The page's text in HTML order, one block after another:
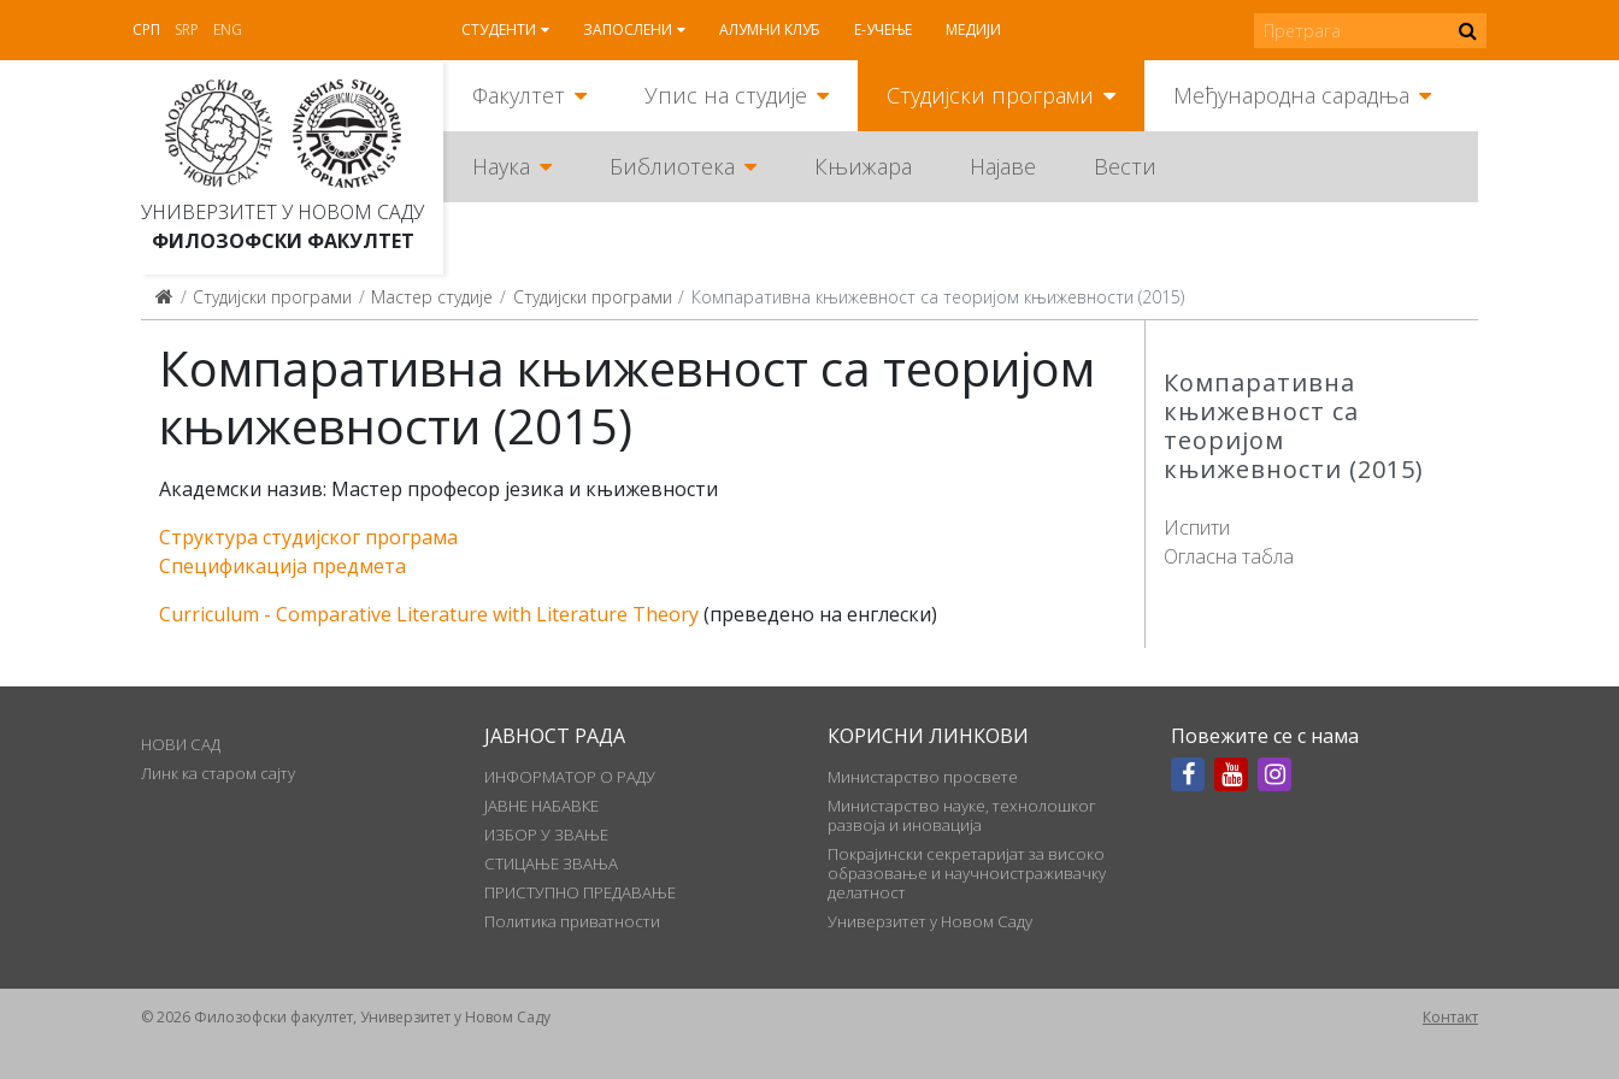
СРП SRP ENG СТУДЕНТИ ЗАПОСЛЕНИ АЛУМНИ КЛУБ Е-УЧЕЊЕ МЕДИЈИ
УНИВЕРЗИТЕТ У НОВОМ САДУ
ФИЛОЗОФСКИ ФАКУЛТЕТ
Факултет Упис на студије Студијски програми Међународна сарадња
Наука Библиотека Књижара Најаве Вести
Студијски програми Мастер студије Студијски програми Компаративна књижевност са теоријом књижевности (2015)
Компаративна
књижевност са
теоријом
књижевности (2015)
Испити
Огласна табла
Компаративна књижевност са теоријом
књижевности (2015)
Академски назив: Мастер професор језика и књижевности
Структура студијског програма
Спецификација предмета
Curriculum - Comparative Literature with Literature Theory(преведено на енглески)
НОВИ САД
Линк ка старом сајту
ЈАВНОСТ РАДА
ИНФОРМАТОР О РАДУ
ЈАВНЕ НАБАВКЕ
ИЗБОР У ЗВАЊЕ
СТИЦАЊЕ ЗВАЊА
ПРИСТУПНО ПРЕДАВАЊЕ
Политика приватности
КОРИСНИ ЛИНКОВИ
Министарство просвете
Министарство науке, технолошког
развоја и иновација
Покрајински секретаријат за високо
образовање и научноистраживачку
делатност
Универзитет у Новом Саду
Повежите се с нама
© 2026 Филозофски факултет, Универзитет у Новом Саду Контакт